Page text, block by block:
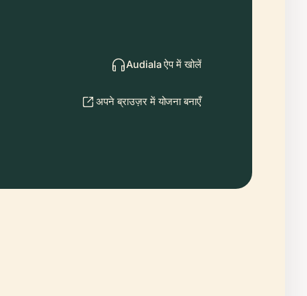
Audiala ऐप में खोलें
अपने ब्राउज़र में योजना बनाएँ